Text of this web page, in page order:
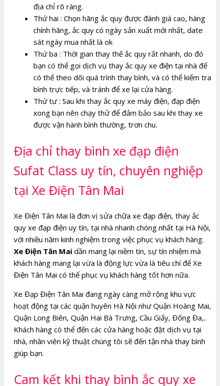
địa chỉ rõ ràng.
Thứ hai : Chọn hãng ắc quy được đánh giá cao, hàng
chính hãng, ắc quy có ngày sản xuất mới nhất, date
sát ngày mua nhất là ok
Thứ ba : Thời gian thay thế ắc quy rất nhanh, do đó
bạn có thể gọi dịch vụ thay ắc quy xe điện tại nhà để
có thể theo dõi quá trình thay bình, và có thể kiểm tra
bình trực tiếp, và tránh để xe lại cửa hàng.
Thứ tư : Sau khi thay ắc quy xe máy điện, đạp điện
xong bạn nên chạy thử để đảm bảo sau khi thay xe
được vận hành bình thường, trơn chu.
Địa chỉ thay bình xe đạp điện
Sufat Class uy tín, chuyên nghiệp
tại Xe Điện Tân Mai
Xe Điện Tân Mai là đơn vị sửa chữa xe đạp điện, thay ắc
quy xe đạp điện uy tín, tại nhà nhanh chóng nhất tại Hà Nội,
với nhiều năm kinh nghiệm trong việc phục vụ khách hàng.
Xe Điện Tân Mai dần mang lại niềm tin, sự tín nhiệm mà
khách hàng mang lại vừa là động lực vừa là tiêu chí để Xe
Điện Tân Mai có thể phục vụ khách hàng tốt hơn nữa.
Xe Đạp Điện Tân Mai đang ngày càng mở rộng khu vực
hoạt động tại các quận huyên Hà Nội như Quận Hoàng Mai,
Quận Long Biên, Quận Hai Bà Trưng, Cầu Giấy, Đống Đa,..
Khách hàng có thể đến các cửa hàng hoặc đặt dịch vụ tại
nhà, nhân viên kỹ thuật chúng tôi sẽ đến tận nhà thay bình
giúp bạn.
Cam kết khi thay bình ắc quy xe